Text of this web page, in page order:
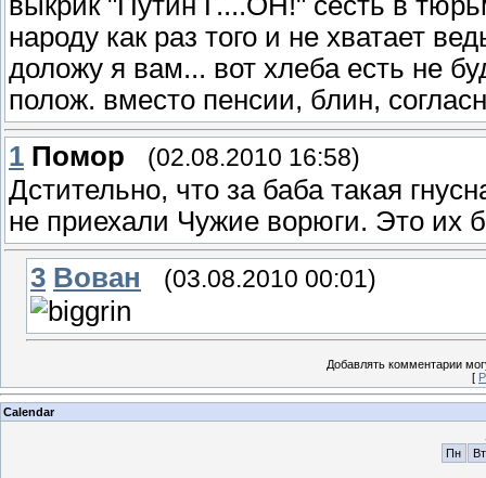
народу как раз того и не
доложу я вам... вот хлеба есть не
полож. вместо пенсии, блин,
1 Помор (02.08.2010 16:58)
Дстительно, что за баба такая
не приехали Чужие ворюги. Это их
3 Вован (03.08.2010 00:01)
Добавлять комментарии
[
Calendar
Пн
Вт